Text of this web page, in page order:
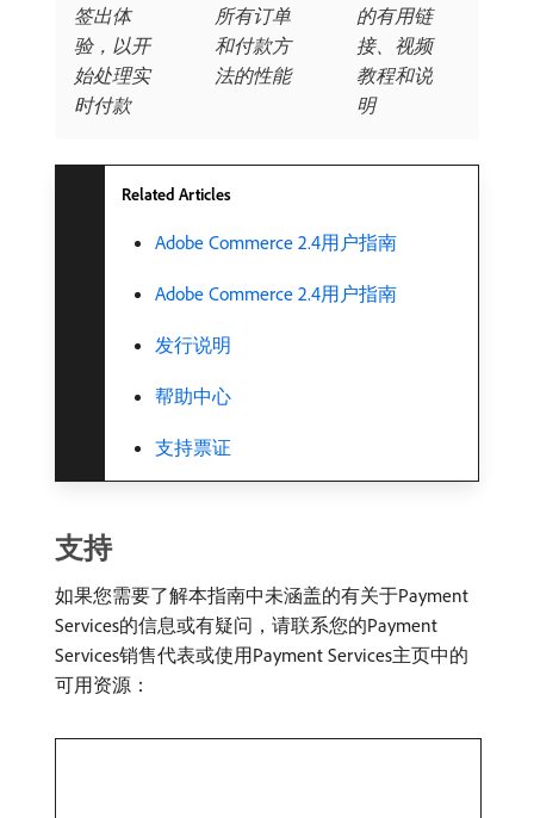
签出体
验，以开
始处理实
时付款
所有订单
和付款方
法的性能
的有用链
接、视频
教程和说
明
Related Articles
Adobe Commerce 2.4用户指南
Adobe Commerce 2.4用户指南
发行说明
帮助中心
支持票证
支持
如果您需要了解本指南中未涵盖的有关于Payment
Services的信息或有疑问，请联系您的Payment
Services销售代表或使用Payment Services主页中的
可用资源：